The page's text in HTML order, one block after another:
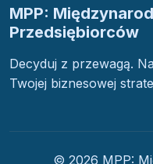
MPP:
Przedsiębiorców
Decyduj z przewagą.
Twojej biznesowej
© 2026 MPP: